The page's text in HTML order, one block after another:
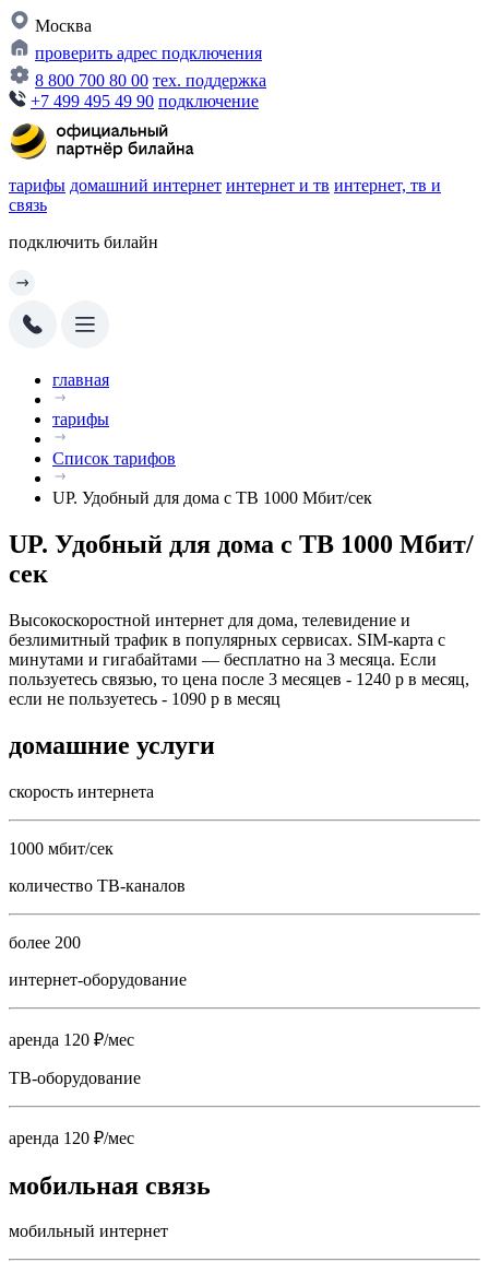
Москва
проверить адрес подключения
8 800 700 80 00 тех. поддержка
+7 499 495 49 90 подключение
тарифы домашний интернет интернет и тв интернет, тв и
связь
подключить билайн
главная
тарифы
Список тарифов
UP. Удобный для дома с ТВ 1000 Мбит/сек
UP. Удобный для дома с ТВ 1000 Мбит/
сек
Высокоскоростной интернет для дома, телевидение и
безлимитный трафик в популярных сервисах. SIM-карта с
минутами и гигабайтами — бесплатно на 3 месяца. Если
пользуетесь связью, то цена после 3 месяцев - 1240 р в месяц,
если не пользуетесь - 1090 р в месяц
домашние услуги
скорость интернета
1000 мбит/сек
количество ТВ-каналов
более 200
интернет-оборудование
аренда 120 ₽/мес
ТВ-оборудование
аренда 120 ₽/мес
мобильная связь
мобильный интернет